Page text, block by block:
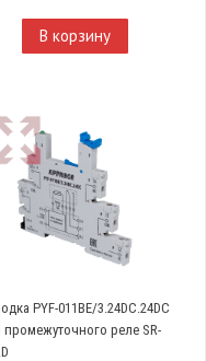
В корзину
PYF-011BE/3.24DC.24DC
промежуточного реле SR-